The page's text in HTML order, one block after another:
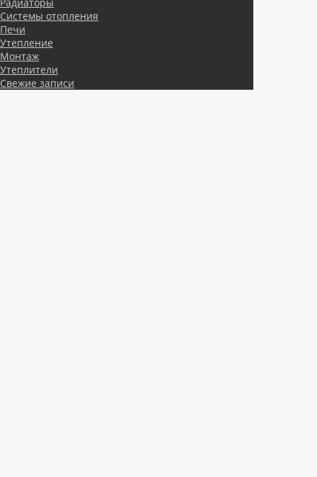
Системы отопления
Печи
Утепление
Монтаж
Утеплители
Свежие записи